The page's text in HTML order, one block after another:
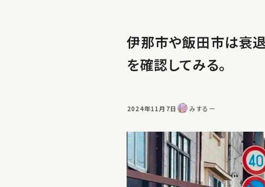
伊那市や飯田市は衰
を確認してみる。
2024年11月7日 みするー